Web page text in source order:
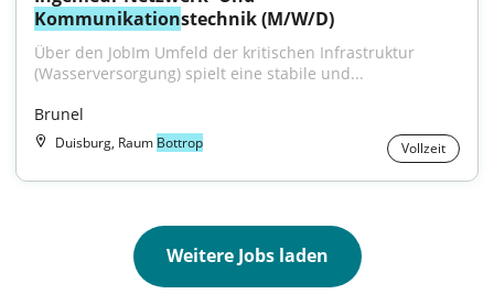
Kommunikationstechnik (M/W/D)
Über den JobIm Umfeld der kritischen Infrastruktur
(Wasserversorgung) spielt eine stabile und...
Brunel
Duisburg, Raum Bottrop Vollzeit
Weitere Jobs laden